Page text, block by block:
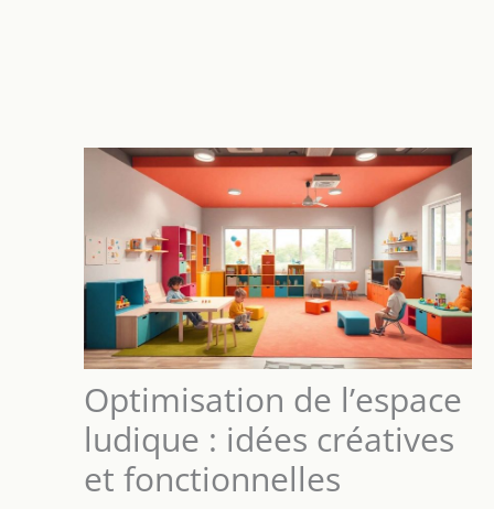
Optimisation de l’espace
ludique : idées créatives
et fonctionnelles